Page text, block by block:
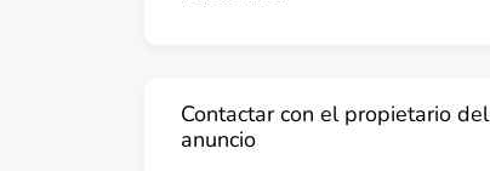
Contactar con el propietario del
anuncio